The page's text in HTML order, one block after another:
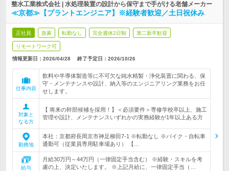
整水工業株式会社 | 水処理装置の設計から保守まで手がける老舗メーカー
≪京都≫【プラントエンジニア】※経験者歓迎／土日祝休み
正社員 急募 転勤なし 完全週休2日制 第二新卒歓迎
リモートワーク可
情報更新日：2026/04/28 終了予定日： 2026/10/26
仕事内容
飲料や半導体製造等に不可欠な純水精製・浄化装置に関わる、保
守・メンテナンスや設計、納入等のエンジニアリング業務をお任
せします。
対象と
なる方
【 将来の幹部候補を採用！】＜必須要件＞専修学校卒以上、施工
管理や設計、メンテナンスいずれかの実務経験が1年以上ある方
勤務地
本社：京都府長岡京市神足柳田7-1 ※転勤なし ※バイク・自転車
通勤可（従業員専用駐車場あり） 【…
給与
月給30万円～44万円（一律固定手当含む） ※経験・スキルを考
慮の上、決定いたします。 ※上記月給に、一律固定手当（…